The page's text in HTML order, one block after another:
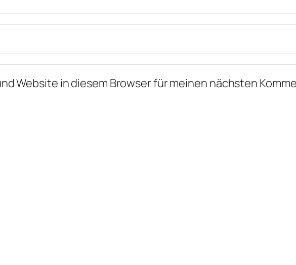
Website in diesem Browser für meinen nächsten